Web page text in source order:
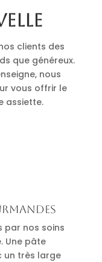
clients des
que généreux.
nous
vous offrir le
assiette.
par nos soins
Une pâte
un très large